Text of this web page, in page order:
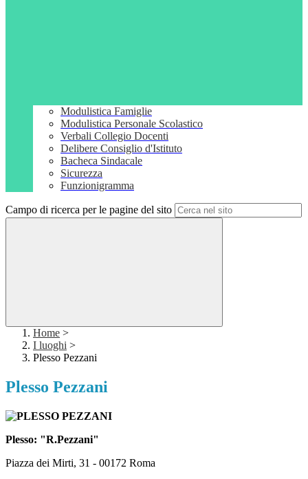
Modulistica Famiglie
Modulistica Personale Scolastico
Verbali Collegio Docenti
Delibere Consiglio d'Istituto
Bacheca Sindacale
Sicurezza
Funzionigramma
Campo di ricerca per le pagine del sito
Home >
I luoghi >
Plesso Pezzani
Plesso Pezzani
Plesso: "R.Pezzani"
Piazza dei Mirti, 31 - 00172 Roma